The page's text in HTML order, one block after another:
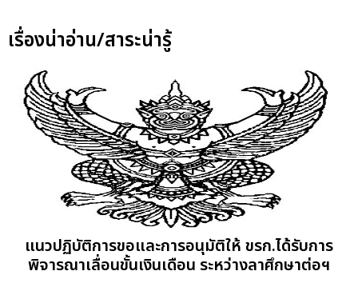
เรื่องน่าอ่าน/สาระน่ารู้
แนวปฏิบัติการขอและการอนุมัติให้ ขรก.ได้รับการ
พิจารณาเลื่อนขั้นเงินเดือน ระหว่างลาศึกษาต่อฯ